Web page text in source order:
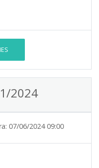
2024
07/06/2024 09:00